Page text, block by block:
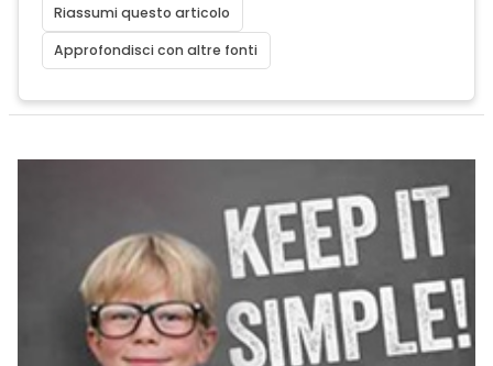
Riassumi questo articolo
Approfondisci con altre fonti